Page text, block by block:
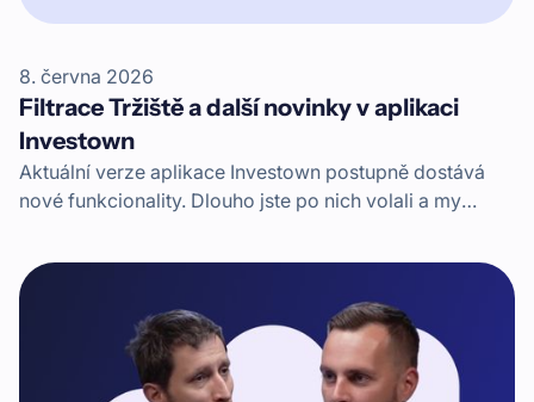
8. června 2026
Filtrace Tržiště a další novinky v aplikaci
Investown
Aktuální verze aplikace Investown postupně dostává
nové funkcionality. Dlouho jste po nich volali a my
například o velmi žádanou filtraci sekundárního trhu –
Tržiště.